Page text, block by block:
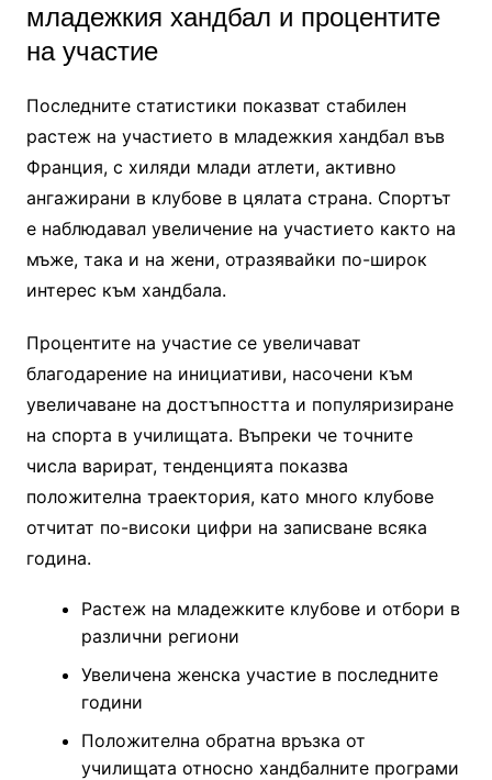
младежкия хандбал и процентите
на участие
Последните статистики показват стабилен
растеж на участието в младежкия хандбал във
Франция, с хиляди млади атлети, активно
ангажирани в клубове в цялата страна. Спортът
е наблюдавал увеличение на участието както на
мъже, така и на жени, отразявайки по-широк
интерес към хандбала.
Процентите на участие се увеличават
благодарение на инициативи, насочени към
увеличаване на достъпността и популяризиране
на спорта в училищата. Въпреки че точните
числа варират, тенденцията показва
положителна траектория, като много клубове
отчитат по-високи цифри на записване всяка
година.
Растеж на младежките клубове и отбори в
различни региони
Увеличена женска участие в последните
години
Положителна обратна връзка от
училищата относно хандбалните програми